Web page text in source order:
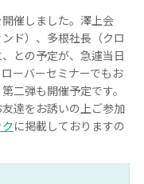
催しました。澤上会
ド）、多根社長（クロ
との予定が、急遽当日
ーバーセミナーでもお
二弾も開催予定です。
達をお誘いの上ご参加
に掲載しておりますの